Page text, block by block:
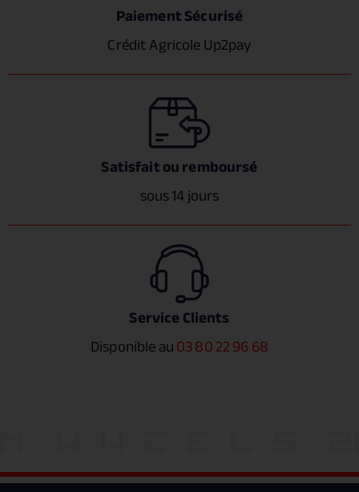
Paiement Sécurisé
Crédit Agricole Up2pay
Satisfait ou remboursé
sous 14 jours
Service Clients
Disponible au03 80 22 96 68